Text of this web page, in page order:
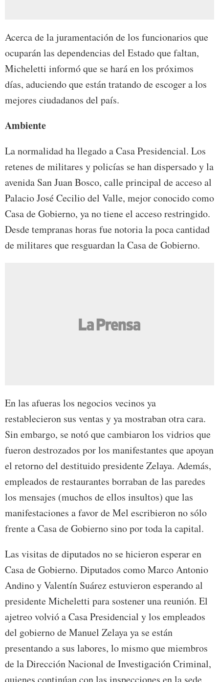
Acerca de la juramentación de los funcionarios que
ocuparán las dependencias del Estado que faltan,
Micheletti informó que se hará en los próximos
días, aduciendo que están tratando de escoger a los
mejores ciudadanos del país.
Ambiente
La normalidad ha llegado a Casa Presidencial. Los
retenes de militares y policías se han dispersado y la
avenida San Juan Bosco, calle principal de acceso al
Palacio José Cecilio del Valle, mejor conocido como
Casa de Gobierno, ya no tiene el acceso restringido.
Desde tempranas horas fue notoria la poca cantidad
de militares que resguardan la Casa de Gobierno.
En las afueras los negocios vecinos ya
restablecieron sus ventas y ya mostraban otra cara.
Sin embargo, se notó que cambiaron los vidrios que
fueron destrozados por los manifestantes que apoyan
el retorno del destituido presidente Zelaya. Además,
empleados de restaurantes borraban de las paredes
los mensajes (muchos de ellos insultos) que las
manifestaciones a favor de Mel escribieron no sólo
frente a Casa de Gobierno sino por toda la capital.
Las visitas de diputados no se hicieron esperar en
Casa de Gobierno. Diputados como Marco Antonio
Andino y Valentín Suárez estuvieron esperando al
presidente Micheletti para sostener una reunión. El
ajetreo volvió a Casa Presidencial y los empleados
del gobierno de Manuel Zelaya ya se están
presentando a sus labores, lo mismo que miembros
de la Dirección Nacional de Investigación Criminal,